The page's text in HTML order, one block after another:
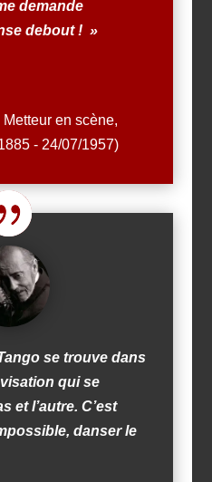
demande
debout ! »
en scène,
- 24/07/1957)
se trouve dans
qui se
et l’autre. C’est
danser le